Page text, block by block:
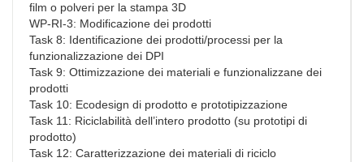
film o polveri per la stampa 3D
WP-RI-3: Modificazione dei prodotti
Task 8: Identificazione dei prodotti/processi per la
funzionalizzazione dei DPI
Task 9: Ottimizzazione dei materiali e funzionalizzane dei
prodotti
Task 10: Ecodesign di prodotto e prototipizzazione
Task 11: Riciclabilità dell’intero prodotto (su prototipi di
prodotto)
Task 12: Caratterizzazione dei materiali di riciclo